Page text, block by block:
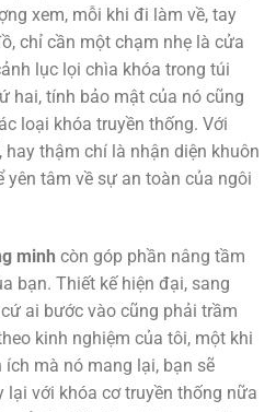
xem, mỗi khi đi làm về, tay
chỉ cần một chạm nhẹ là cửa
lục lọi chìa khóa trong túi
hai, tính bảo mật của nó cũng
loại khóa truyền thống. Với
hay thậm chí là nhận diện khuôn
yên tâm về sự an toàn của ngôi
minh còn góp phần nâng tầm
bạn. Thiết kế hiện đại, sang
ai bước vào cũng phải trầm
kinh nghiệm của tôi, một khi
mà nó mang lại, bạn sẽ
lại với khóa cơ truyền thống nữa